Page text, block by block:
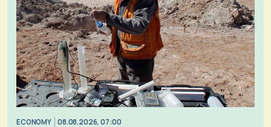
ECONOMY 08.08.2026, 07:00